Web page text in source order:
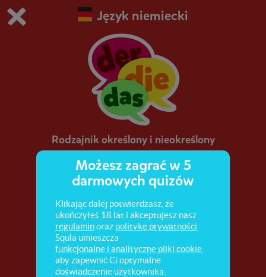
Grasz w wersję demonstracyjną Squli
Kup teraz!
0 1
Język niemiecki
Rodzajnik określony i nieokreślony
Rodzaje rzeczowników. Prawidłowe użycie
rodzajników określonych i nieokreślonych.
Możesz zagrać w 5
darmowych quizów
Klikając dalej potwierdzasz, że
ukończyłeś 18 lat i akceptujesz nasz
regulaminoraz politykę prywatności
Squla umieszcza
funkcjonalne i analityczne pliki cookie
aby zapewnić Ci optymalne
doświadczenie użytkownika.